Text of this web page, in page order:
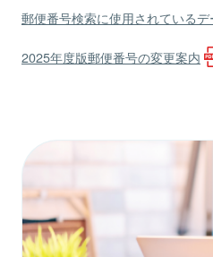
郵便番号検索に使用されているデ
2025年度版郵便番号の変更案内